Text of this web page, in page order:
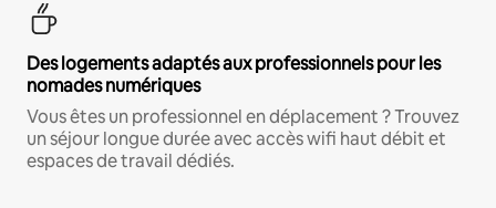
Des logements adaptés aux professionnels pour les
nomades numériques
Vous êtes un professionnel en déplacement ? Trouvez
un séjour longue durée avec accès wifi haut débit et
espaces de travail dédiés.